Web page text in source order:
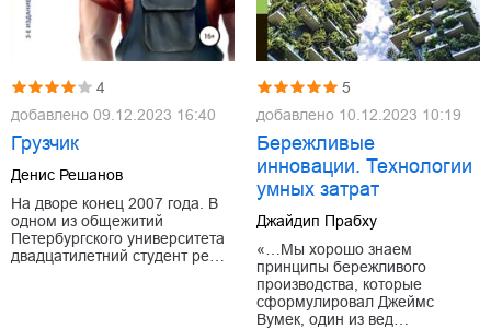
4
добавлено 09.12.2023 16:40
Грузчик
Денис Решанов
На дворе конец 2007 года. В
одном из общежитий
Петербургского университета
двадцатилетний студент ре…
5
добавлено 10.12.2023 10:19
Бережливые
инновации. Технологии
умных затрат
Джайдип Прабху
«…Мы хорошо знаем
принципы бережливого
производства, которые
сформулировал Джеймс
Вумек, один из вед…